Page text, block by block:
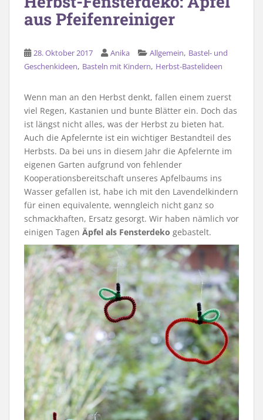
aus Pfeifenreiniger
28. Oktober 2017 Anika Allgemein, Bastel- und
Geschenkideen, Basteln mit Kindern, Herbst-Bastelideen
Wenn man an den Herbst denkt, fallen einem zuerst
viel Regen, Kastanien und bunte Blätter ein. Doch das
ist längst nicht alles, was der Herbst zu bieten hat.
Auch die Apfelernte ist ein wichtiger Bestandteil des
Herbsts. Da bei uns in diesem Jahr die Apfelernte im
eigenen Garten aufgrund von fehlender
Kooperationsbereitschaft unseres Apfelbaums ins
Wasser gefallen ist, habe ich mit den Lavendelkindern
für einen equivalente, wenngleich nicht ganz so
schmackhaften, Ersatz gesorgt. Wir haben nämlich vor
einigen Tagen Äpfel als Fensterdeko gebastelt.